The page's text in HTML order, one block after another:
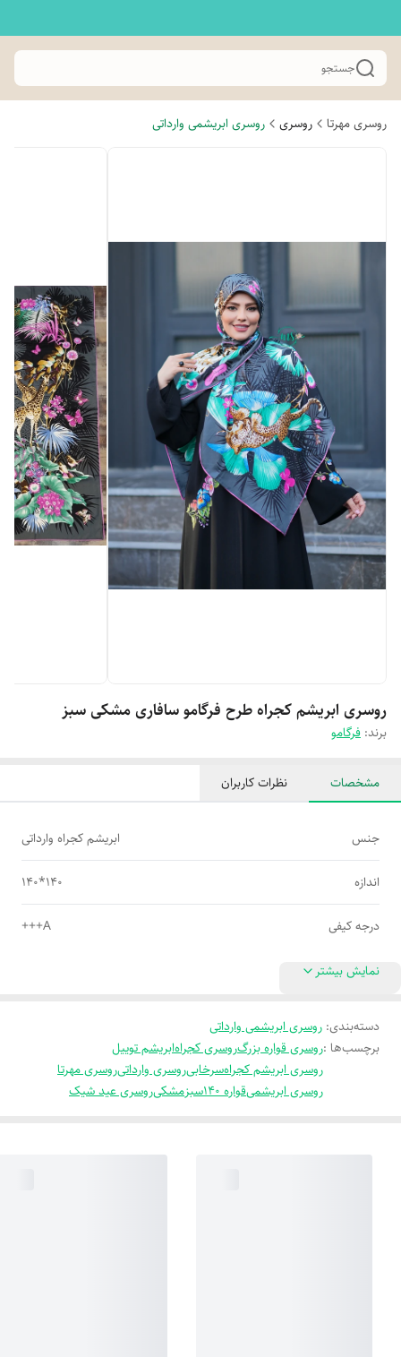
جستجو
روسری مهرتا روسری روسری ابریشمی وارداتی
روسری ابریشم کجراه طرح فرگامو سافاری مشکی سبز
برند: فرگامو
مشخصات نظرات کاربران
جنس ابریشم کجراه وارداتی
اندازه 140*140
درجه کیفی A+++
نمایش بیشتر
دسته‌بندی: روسری ابریشمی وارداتی
برچسب‌ها :روسری قواره بزرگروسری کجراهابریشم توییل
روسری ابریشم کجراهسرخابیروسری وارداتیروسری مهرتا
روسری ابریشمیقواره 140 سبزمشکیروسری عید شیک